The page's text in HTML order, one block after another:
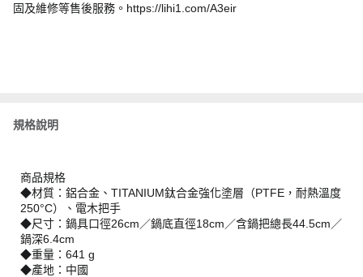
固及維修等售後服務。https://lihi1.com/A3eir
規格說明
商品規格
◆材質：鋁合金、TITANIUM鈦合金強化塗層（PTFE，耐熱溫度
250°C）、電木把手
◆尺寸：鍋具口徑26cm／鍋底直徑18cm／含鍋把總長44.5cm／
鍋深6.4cm
◆重量：641 g
◆產地：中國